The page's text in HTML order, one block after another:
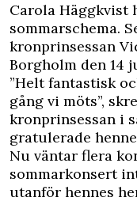
Carola Häggkvist
sommarschema.
kronprinsessan
Borgholm den 14
”Helt fantastisk
gång vi möts”,
kronprinsessan i
gratulerade
Nu väntar flera
sommarkonsert
utanför hennes